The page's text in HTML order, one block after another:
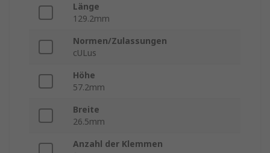
Länge
129.2mm
Normen/Zulassungen
cULus
Höhe
57.2mm
Breite
26.5mm
Anzahl der Klemmen